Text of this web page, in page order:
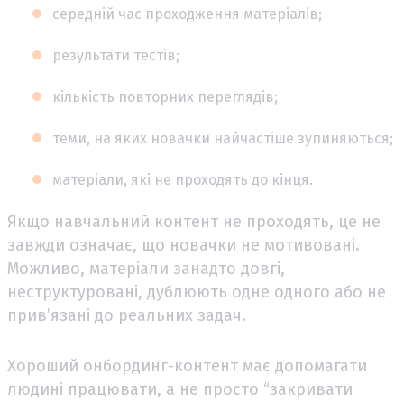
середній час проходження матеріалів;
результати тестів;
кількість повторних переглядів;
теми, на яких новачки найчастіше зупиняються;
матеріали, які не проходять до кінця.
Якщо навчальний контент не проходять, це не
завжди означає, що новачки не мотивовані.
Можливо, матеріали занадто довгі,
неструктуровані, дублюють одне одного або не
прив’язані до реальних задач.
Хороший онбординг-контент має допомагати
людині працювати, а не просто “закривати